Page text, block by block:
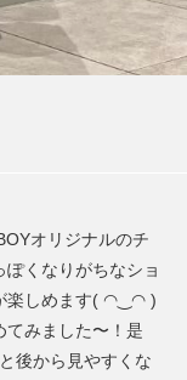
オリジナルのチ
くなりがちなショ
楽しめます( ◠‿◠ )
てみました〜！是
後から見やすくな